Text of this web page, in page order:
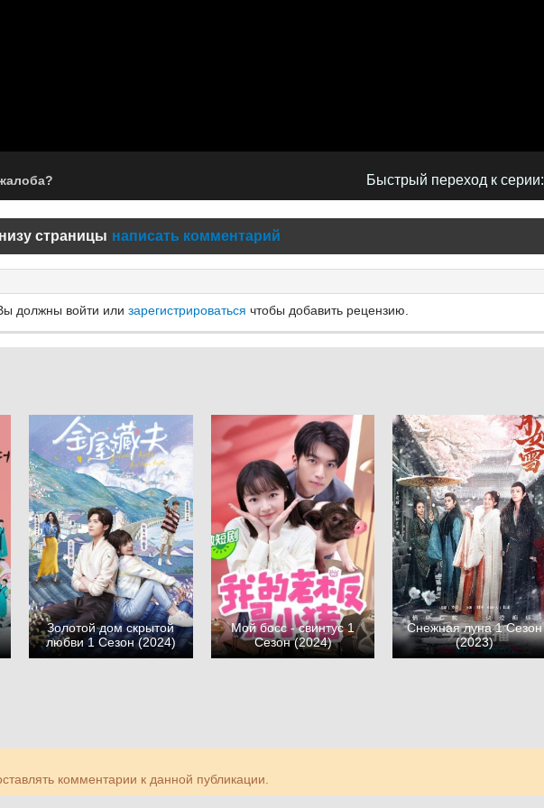
Быстрый переход к серии:
страницы написать комментарий
должны войти или зарегистрироваться чтобы добавить рецензию.
Золотой дом скрытой
любви 1 Сезон (2024)
Мой босс - свинтус 1
Сезон (2024)
Снежная луна 1 Сезон
(2023)
комментарии к данной публикации.